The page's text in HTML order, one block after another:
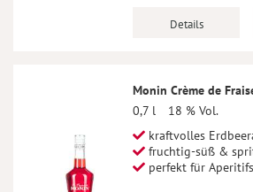
Details
Monin Crème de
0,7 l
18 % Vol.
kraftvolles
fruchtig-süß &
perfekt für